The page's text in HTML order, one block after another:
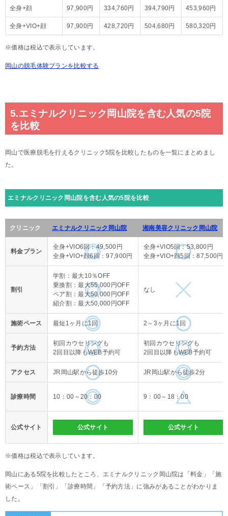
全身+顔 97,900円 334,760円 394,790円 453,960円
全身+VIO+顔 97,900円 428,720円 504,680円 580,320円
※価格は税込で表示しています。
岡山の脱毛体験プランを比較する
5.エミナルクリニック岡山院を含む人気の5院
を比較
岡山で医療脱毛を行えるクリニック5院を比較したものを一覧にまとめまし
た。
エミナルクリニック岡山院を含む人気の5院を比較
クリニック エミナルクリニック岡山院 湘南美容クリニック岡山院
料金プラン
全身+VIO6回：49,500円
全身+VIO+顔6回：97,900円
全身+VIO5回：53,800円
全身+VIO+顔5回：87,500円
割引
学割：最大10％OFF
乗換割：最大55,000円OFF
ペア割：最大50,000円OFF
紹介割：最大50,000円OFF
なし
施術ペース 最短1ヶ月に1回 2～3ヶ月に1回
予約方法
初回カウセリングも
2回目以降もWEB予約可
初回カウセリングも
2回目以降もWEB予約可
アクセス JR岡山駅から徒歩10分 JR岡山駅から徒歩2分
診療時間 10：00～20：00 9：00～18：00
公式サイト 公式サイト 公式サイト
※価格は税込で表示しています。
岡山にある5院を比較したところ、エミナルクリニック岡山院は「料金」「施
術ペース」「割引」「診療時間」「予約方法」に強みがあることがわかりま
した。